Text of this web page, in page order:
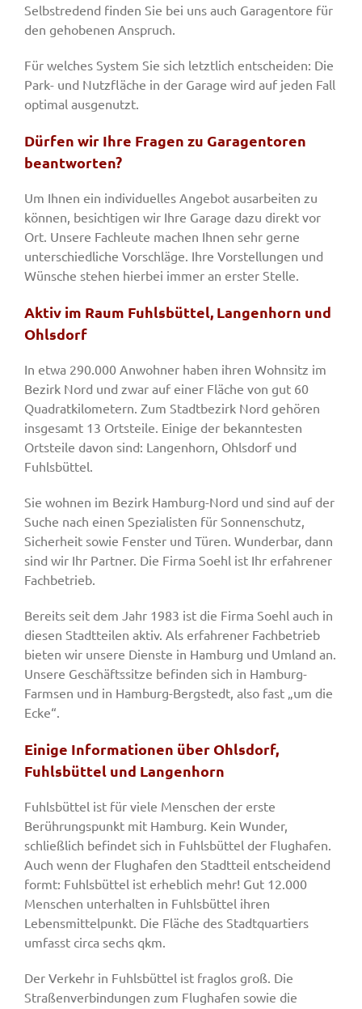
Selbstredend finden Sie bei uns auch Garagentore für
den gehobenen Anspruch.
Für welches System Sie sich letztlich entscheiden: Die
Park- und Nutzfläche in der Garage wird auf jeden Fall
optimal ausgenutzt.
Dürfen wir Ihre Fragen zu Garagentoren
beantworten?
Um Ihnen ein individuelles Angebot ausarbeiten zu
können, besichtigen wir Ihre Garage dazu direkt vor
Ort. Unsere Fachleute machen Ihnen sehr gerne
unterschiedliche Vorschläge. Ihre Vorstellungen und
Wünsche stehen hierbei immer an erster Stelle.
Aktiv im Raum Fuhlsbüttel, Langenhorn und
Ohlsdorf
In etwa 290.000 Anwohner haben ihren Wohnsitz im
Bezirk Nord und zwar auf einer Fläche von gut 60
Quadratkilometern. Zum Stadtbezirk Nord gehören
insgesamt 13 Ortsteile. Einige der bekanntesten
Ortsteile davon sind: Langenhorn, Ohlsdorf und
Fuhlsbüttel.
Sie wohnen im Bezirk Hamburg-Nord und sind auf der
Suche nach einen Spezialisten für Sonnenschutz,
Sicherheit sowie Fenster und Türen. Wunderbar, dann
sind wir Ihr Partner. Die Firma Soehl ist Ihr erfahrener
Fachbetrieb.
Bereits seit dem Jahr 1983 ist die Firma Soehl auch in
diesen Stadtteilen aktiv. Als erfahrener Fachbetrieb
bieten wir unsere Dienste in Hamburg und Umland an.
Unsere Geschäftssitze befinden sich in Hamburg-
Farmsen und in Hamburg-Bergstedt, also fast „um die
Ecke“.
Einige Informationen über Ohlsdorf,
Fuhlsbüttel und Langenhorn
Fuhlsbüttel ist für viele Menschen der erste
Berührungspunkt mit Hamburg. Kein Wunder,
schließlich befindet sich in Fuhlsbüttel der Flughafen.
Auch wenn der Flughafen den Stadtteil entscheidend
formt: Fuhlsbüttel ist erheblich mehr! Gut 12.000
Menschen unterhalten in Fuhlsbüttel ihren
Lebensmittelpunkt. Die Fläche des Stadtquartiers
umfasst circa sechs qkm.
Der Verkehr in Fuhlsbüttel ist fraglos groß. Die
Straßenverbindungen zum Flughafen sowie die